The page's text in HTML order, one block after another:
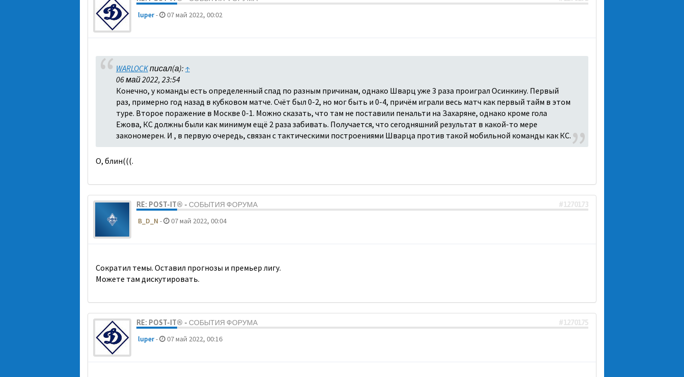
luper- 07 май 2022, 00:02
WARLOCKписал(а): ↑
06 май 2022, 23:54
Конечно, у команды есть определенный спад по разным причинам, однако Шварц уже 3 раза проиграл Осинкину. Первый
раз, примерно год назад в кубковом матче. Счёт был 0-2, но мог быть и 0-4, причём играли весь матч как первый тайм в этом
туре. Второе поражение в Москве 0-1. Можно сказать, что там не поставили пенальти на Захаряне, однако кроме гола
Ежова, КС должны были как минимум ещё 2 раза забивать. Получается, что сегодняшний результат в какой-то мере
закономерен. И , в первую очередь, связан с тактическими построениями Шварца против такой мобильной команды как КС.
О, блин(((.
RE: POST-IT® - СОБЫТИЯ ФОРУМА #1270173
B_D_N - 07 май 2022, 00:04
Сократил темы. Оставил прогнозы и премьер лигу.
Можете там дискутировать.
RE: POST-IT® - СОБЫТИЯ ФОРУМА #1270175
luper- 07 май 2022, 00:16